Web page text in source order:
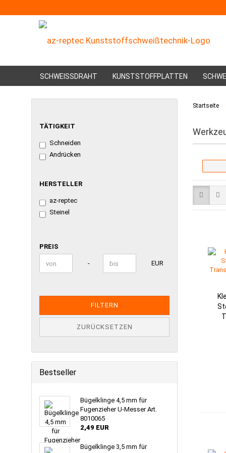
SCHWEISSDRAHT KUNSTSTOFFPLATTEN
Startseite
TÄTIGKEIT
TÄTIGKEIT
Schneiden
Andrücken
HERSTELLER
HERSTELLER
az-reptec
Steinel
PREIS
Preis bis - EUR
FILTERN
ZURÜCKSETZEN
Bestseller
Bügelklinge 4,5 mm für
Fugenzieher U-Messer Art.
8010065
2,49 EUR
Bügelklinge 3,5 mm für